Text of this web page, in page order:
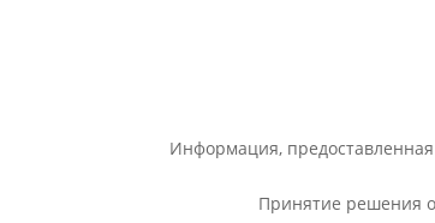
Информация,
Принятие решения